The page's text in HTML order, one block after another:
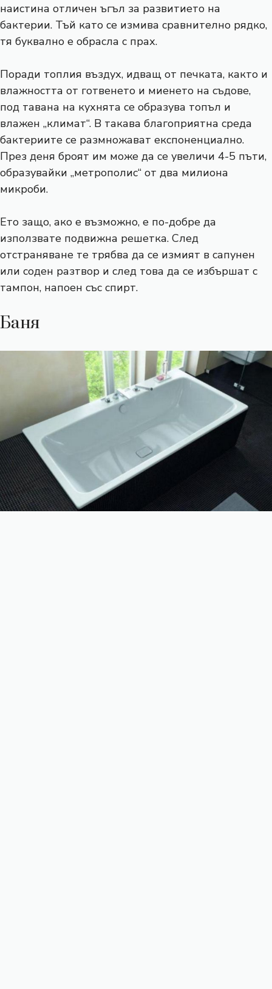
наистина отличен ъгъл за развитието на
бактерии. Тъй като се измива сравнително рядко,
тя буквално е обрасла с прах.
Поради топлия въздух, идващ от печката, както и
влажността от готвенето и миенето на съдове,
под тавана на кухнята се образува топъл и
влажен „климат“. В такава благоприятна среда
бактериите се размножават експоненциално.
През деня броят им може да се увеличи 4-5 пъти,
образувайки „метрополис“ от два милиона
микроби.
Ето защо, ако е възможно, е по-добре да
използвате подвижна решетка. След
отстраняване те трябва да се измият в сапунен
или соден разтвор и след това да се избършат с
тампон, напоен със спирт.
Баня